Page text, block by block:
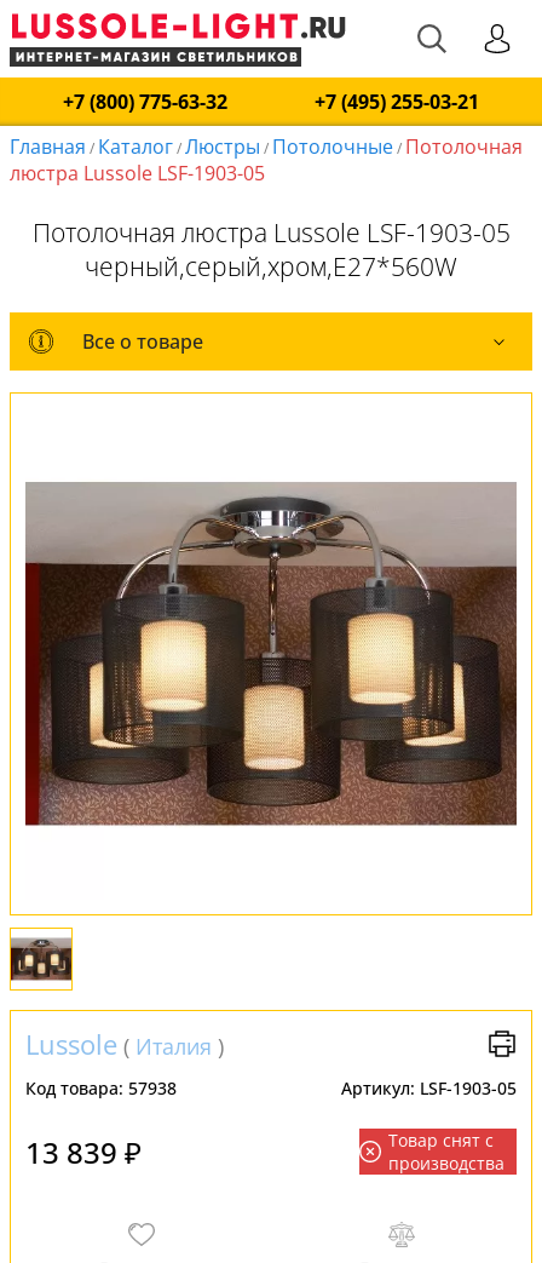
+7 (800) 775-63-32
+7 (495) 255-03-21
Главная / Каталог/Люстры / Потолочные/ Потолочная
люстра Lussole LSF-1903-05
Потолочная люстра Lussole LSF-1903-05
черный,серый,хром,E27*560W
Все о товаре
Все о товаре
Вся коллекция
Оплата и доставка
Обмен и возврат
Установка
FAQ
Отзывы
Lussole ( Италия )
Код товара: 57938 Артикул: LSF-1903-05
13 839 ₽
Товар снят с
производства